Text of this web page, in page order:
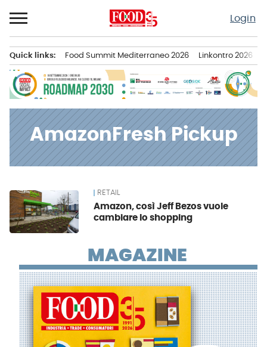
al
contenuto
Login
principale
Quick links: Food Summit Mediterraneo 2026 Linkontro 2026
AmazonFresh Pickup
News RETAIL
Amazon, così Jeff Bezos vuole
cambiare lo shopping
MAGAZINE